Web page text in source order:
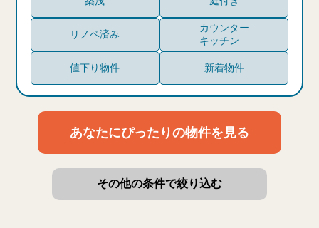
リノベ済み
カウンター
キッチン
値下り物件 新着物件
その他の条件で絞り込む